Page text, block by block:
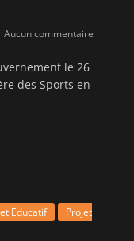
Aucun commentaire
le 26
des Sports en
Educatif
Projet